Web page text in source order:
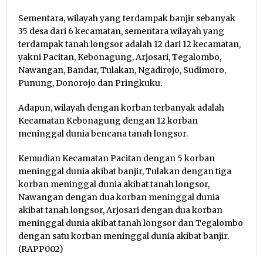
Sementara, wilayah yang terdampak banjir sebanyak
35 desa dari 6 kecamatan, sementara wilayah yang
terdampak tanah longsor adalah 12 dari 12 kecamatan,
yakni Pacitan, Kebonagung, Arjosari, Tegalombo,
Nawangan, Bandar, Tulakan, Ngadirojo, Sudimoro,
Punung, Donorojo dan Pringkuku.
Adapun, wilayah dengan korban terbanyak adalah
Kecamatan Kebonagung dengan 12 korban
meninggal dunia bencana tanah longsor.
Kemudian Kecamatan Pacitan dengan 5 korban
meninggal dunia akibat banjir, Tulakan dengan tiga
korban meninggal dunia akibat tanah longsor,
Nawangan dengan dua korban meninggal dunia
akibat tanah longsor, Arjosari dengan dua korban
meninggal dunia akibat tanah longsor dan Tegalombo
dengan satu korban meninggal dunia akibat banjir.
(RAPP002)